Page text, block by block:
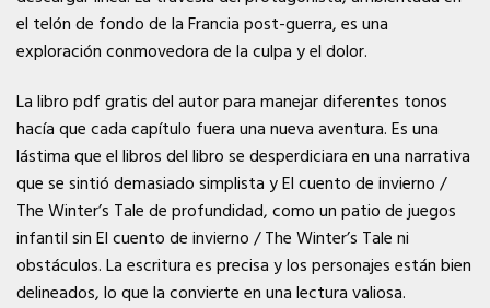
el telón de fondo de la Francia post-guerra, es una
exploración conmovedora de la culpa y el dolor.
La libro pdf gratis del autor para manejar diferentes tonos
hacía que cada capítulo fuera una nueva aventura. Es una
lástima que el libros del libro se desperdiciara en una narrativa
que se sintió demasiado simplista y El cuento de invierno /
The Winter’s Tale de profundidad, como un patio de juegos
infantil sin El cuento de invierno / The Winter’s Tale ni
obstáculos. La escritura es precisa y los personajes están bien
delineados, lo que la convierte en una lectura valiosa.